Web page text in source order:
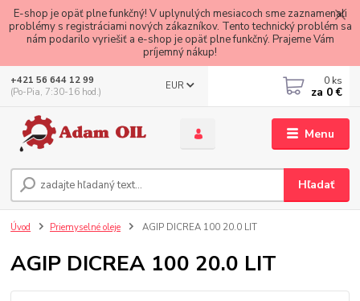
E-shop je opäť plne funkčný! V uplynulých mesiacoch sme zaznamenali
problémy s registráciami nových zákazníkov. Tento technický problém sa
nám podarilo vyriešiť a e-shop je opäť plne funkčný. Prajeme Vám
príjemný nákup!
Menu
EUR
Hľadať
+421 56 644 12 99
(Po-Pia, 7:30-16 hod.)
0 ks
za 0 €
Úvod Priemyselné oleje AGIP DICREA 100 20.0 LIT
AGIP DICREA 100 20.0 LIT